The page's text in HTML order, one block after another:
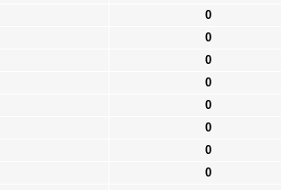
0
0
0
0
0
0
0
0